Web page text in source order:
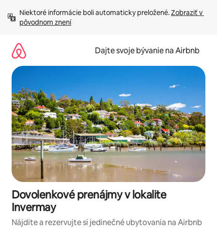
obsah.
Niektoré informácie boli automaticky preložené. Zobraziť v
pôvodnom znení
Dajte svoje bývanie na Airbnb
Dovolenkové prenájmy v lokalite
Invermay
Nájdite a rezervujte si jedinečné ubytovania na Airbnb